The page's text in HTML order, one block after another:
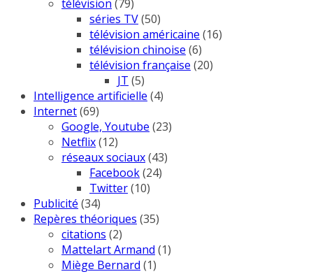
télévision (79)
séries TV(50)
télévision américaine (16)
télévision chinoise (6)
télévision française (20)
JT (5)
Intelligence artificielle (4)
Internet(69)
Google, Youtube (23)
Netflix(12)
réseaux sociaux(43)
Facebook(24)
Twitter(10)
Publicité (34)
Repères théoriques (35)
citations (2)
Mattelart Armand (1)
Miège Bernard (1)